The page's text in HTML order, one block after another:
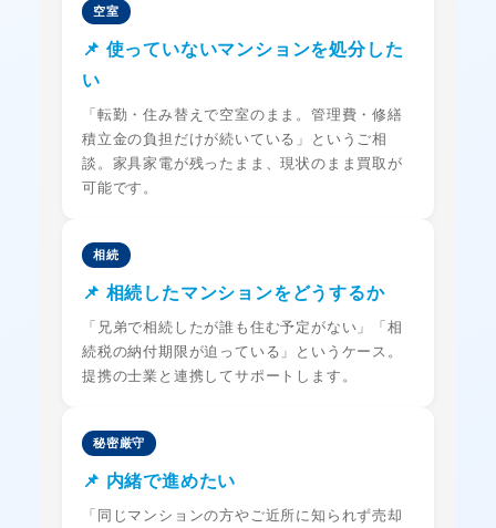
空室
📌 使っていないマンションを処分した
い
「転勤・住み替えで空室のまま。管理費・修繕
積立金の負担だけが続いている」というご相
談。家具家電が残ったまま、現状のまま買取が
可能です。
相続
📌 相続したマンションをどうするか
「兄弟で相続したが誰も住む予定がない」「相
続税の納付期限が迫っている」というケース。
提携の士業と連携してサポートします。
秘密厳守
📌 内緒で進めたい
「同じマンションの方やご近所に知られず売却